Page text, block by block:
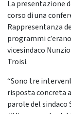
La presentazione
corso di una
Rappresentanza
programmi
vicesindaco
Troisi.
“Sono tre
risposta concreta
parole del sindaco